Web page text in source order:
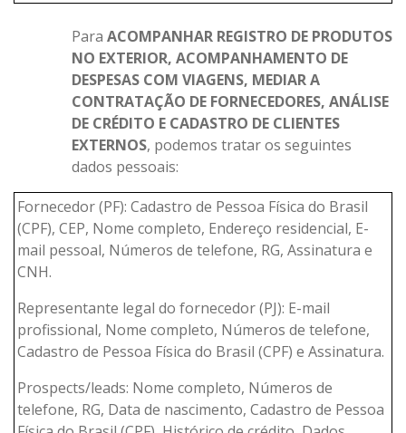
Para ACOMPANHAR REGISTRO DE PRODUTOS
NO EXTERIOR, ACOMPANHAMENTO DE
DESPESAS COM VIAGENS, MEDIAR A
CONTRATAÇÃO DE FORNECEDORES, ANÁLISE
DE CRÉDITO E CADASTRO DE CLIENTES
EXTERNOS, podemos tratar os seguintes
dados pessoais:
Fornecedor (PF): Cadastro de Pessoa Física do Brasil
(CPF), CEP, Nome completo, Endereço residencial, E-
mail pessoal, Números de telefone, RG, Assinatura e
CNH.
Representante legal do fornecedor (PJ): E-mail
profissional, Nome completo, Números de telefone,
Cadastro de Pessoa Física do Brasil (CPF) e Assinatura.
Prospects/leads: Nome completo, Números de
telefone, RG, Data de nascimento, Cadastro de Pessoa